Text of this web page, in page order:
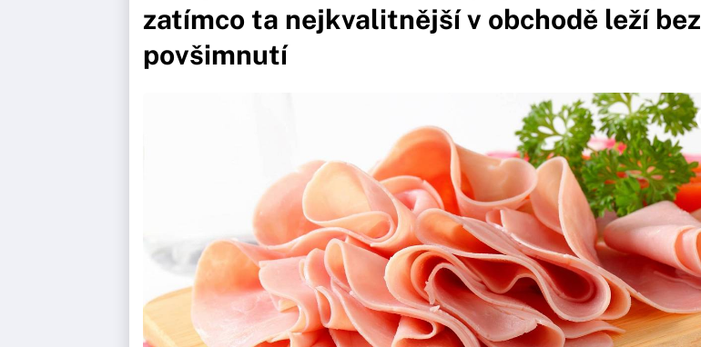
zatímco ta nejkvalitnější v obchodě leží bez
povšimnutí